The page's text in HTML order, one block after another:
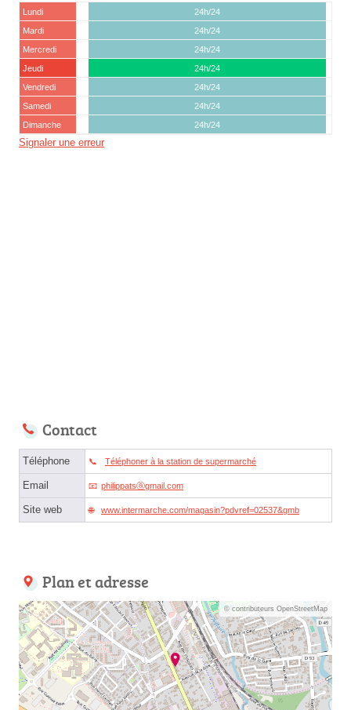
Lundi
24h/24
Mardi
24h/24
Mercredi
24h/24
Jeudi
24h/24
Vendredi
24h/24
Samedi
24h/24
Dimanche
24h/24
Signaler une erreur
Contact
Téléphone Téléphoner à la station de supermarché
Email philippatsⓐgmail.com
Site web www.intermarche.com/magasin?pdvref=02537&gmb
Plan et adresse
© contributeurs OpenStreetMap